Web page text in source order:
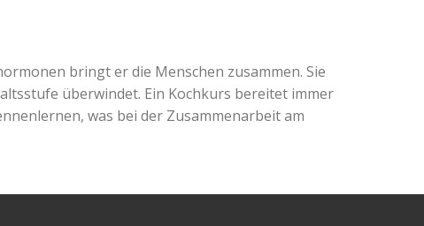
bringt er die Menschen zusammen. Sie
überwindet. Ein Kochkurs bereitet immer
was bei der Zusammenarbeit am